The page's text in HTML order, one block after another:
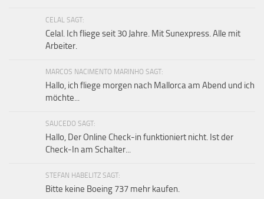
CELAL SAGT:
Celal. Ich fliege seit 30 Jahre. Mit Sunexpress. Alle mit
Arbeiter.
MARCOS NACIMENTO MARINHO SAGT:
Hallo, ich fliege morgen nach Mallorca am Abend und ich
möchte...
SAUCEDO SAGT:
Hallo, Der Online Check-in funktioniert nicht. Ist der
Check-In am Schalter...
STEFAN HABELITZ SAGT:
Bitte keine Boeing 737 mehr kaufen.